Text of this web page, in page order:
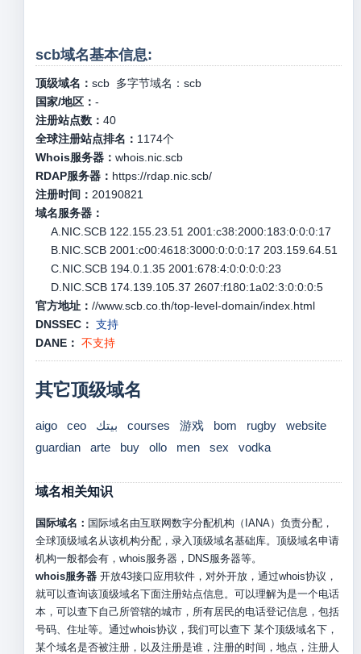
scb域名基本信息:
顶级域名： scb多字节域名： scb
国家/地区： -
注册站点数： 40
全球注册站点排名： 1174个
Whois服务器： whois.nic.scb
RDAP服务器： https://rdap.nic.scb/
注册时间： 20190821
域名服务器：
A.NIC.SCB 122.155.23.51 2001:c38:2000:183:0:0:0:17
B.NIC.SCB 2001:c00:4618:3000:0:0:0:17 203.159.64.51
C.NIC.SCB 194.0.1.35 2001:678:4:0:0:0:0:23
D.NIC.SCB 174.139.105.37 2607:f180:1a02:3:0:0:0:5
官方地址： //www.scb.co.th/top-level-domain/index.html
DNSSEC： 支持
DANE： 不支持
其它顶级域名
aigo ceo بيتك courses 游戏 bom rugby
website
guardian
arte buy ollo men sex vodka
域名相关知识
国际域名： 国际域名由互联网数字分配机构（IANA）负责分配，
全球顶级域名从该机构分配，录入顶级域名基础库。顶级域名申请
机构一般都会有，whois服务器，DNS服务器等。
whois服务器开放43接口应用软件，对外开放，通过whois协议，
就可以查询该顶级域名下面注册站点信息。可以理解为是一个电话
本，可以查下自己所管辖的城市，所有居民的电话登记信息，包括
号码、住址等。通过whois协议，我们可以查下 某个顶级域名下，
某个域名是否被注册，以及注册是谁，注册的时间，地点，注册人